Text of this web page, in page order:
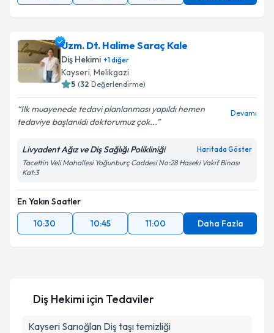
Uzm. Dt. Halime Saraç Kale
Diş Hekimi +1diğer
Kayseri, Melikgazi
5 (32 Değerlendirme)
Ilk muayenede tedavi planlanması yapıldı hemen
tedaviye başlanıldı doktorumuz çok...
Devamı
Livyadent Ağız ve Diş Sağlığı Polikliniği Haritada Göster
Tacettin Veli Mahallesi Yoğunburç Caddesi No:28 Haseki Vakıf Binası
Kat:3
En Yakın Saatler
10:30
10:45 11:00 Daha Fazla
Diş Hekimi için Tedaviler
Kayseri Sarıoğlan Diş taşı temizliği